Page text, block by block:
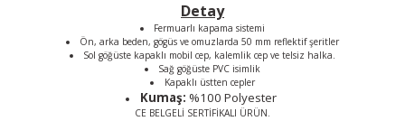
Detay
Fermuarlı kapama sistemi
Ön, arka beden, gögüs ve omuzlarda 50 mm reflektif şeritler
Sol göğüste kapaklı mobil cep, kalemlik cep ve telsiz halka.
Sağ göğüste PVC isimlik
Kapaklı üstten cepler
Kumaş: %100 Polyester
CE BELGELİ SERTİFİKALI ÜRÜN.